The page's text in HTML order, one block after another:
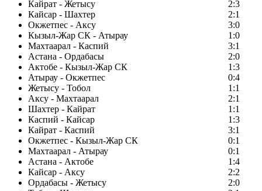
Кайрат - Жетысу
2:3
Кайсар - Шахтер
2:1
Окжетпес - Аксу
3:0
Кызыл-Жар СК - Атырау
1:0
Махтаарал - Каспий
3:1
Астана - Ордабасы
2:0
Актобе - Кызыл-Жар СК
1:3
Атырау - Окжетпес
0:4
Жетысу - Тобол
1:1
Аксу - Махтаарал
2:1
Шахтер - Кайрат
1:1
Каспий - Кайсар
1:3
Кайрат - Каспий
3:1
Окжетпес - Кызыл-Жар СК
0:1
Махтаарал - Атырау
0:1
Астана - Актобе
1:4
Кайсар - Аксу
2:2
Ордабасы - Жетысу
2:0